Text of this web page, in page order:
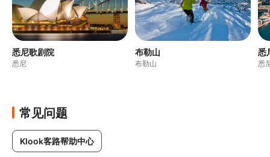
悉尼歌剧院
悉尼
布勒山
布勒山
悉
悉
常见问题
Klook客路帮助中心